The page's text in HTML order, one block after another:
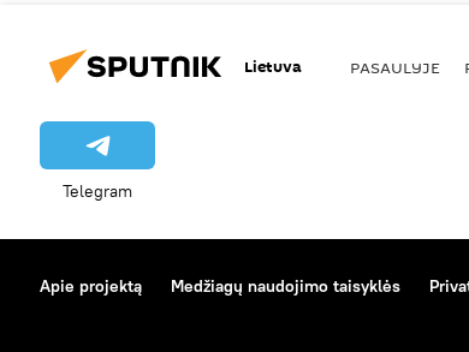
Lietuva PASAULYJE
Telegram
Apie projektą Medžiagų naudojimo taisyklės